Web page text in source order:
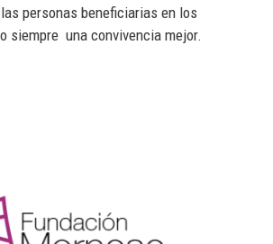
personas beneficiarias en los
siempre una convivencia mejor.